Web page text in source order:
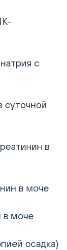
с
в
в моче
в моче
осадка)